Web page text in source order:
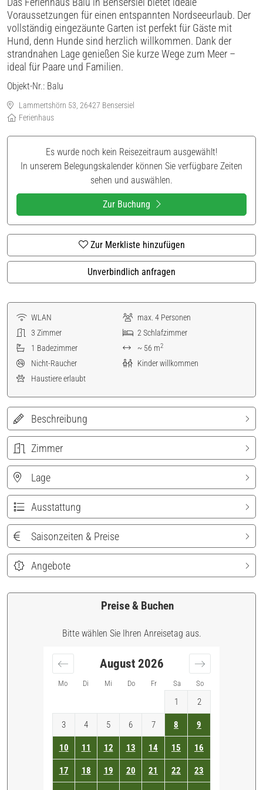
Das Ferienhaus Balu in Bensersiel bietet ideale
Voraussetzungen für einen entspannten Nordseeurlaub. Der
vollständig eingezäunte Garten ist perfekt für Gäste mit
Hund, denn Hunde sind herzlich willkommen. Dank der
strandnahen Lage genießen Sie kurze Wege zum Meer –
ideal für Paare und Familien.
Objekt-Nr.: Balu
Lammertshörn 53, 26427 Bensersiel
Ferienhaus
Es wurde noch kein Reisezeitraum ausgewählt!
In unserem Belegungskalender können Sie verfügbare Zeiten
sehen und auswählen.
Zur Buchung
Zur Merkliste hinzufügen
Unverbindlich anfragen
WLAN max. 4 Personen
3 Zimmer 2Schlafzimmer
1 Badezimmer ~ 56 m2
Nicht-Raucher
Kinder willkommen
Haustiere erlaubt
Beschreibung
Zimmer
Lage
Ausstattung
Saisonzeiten & Preise
Angebote
Preise & Buchen
Bitte wählen Sie Ihren Anreisetag aus.
Mo Di Mi Do Fr Sa So
August 2026
1 2
3 4 5 6 7 8 9
10 11 12 13 14 15 16
17 18 19 20 21 22 23